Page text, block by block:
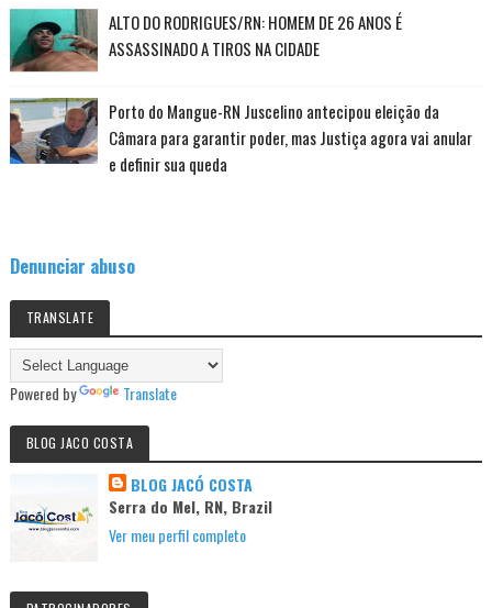
ALTO DO RODRIGUES/RN: HOMEM DE 26 ANOS É
ASSASSINADO A TIROS NA CIDADE
Porto do Mangue-RN Juscelino antecipou eleição da
Câmara para garantir poder, mas Justiça agora vai anular
e definir sua queda
Denunciar abuso
TRANSLATE
Powered by Translate
BLOG JACO COSTA
BLOG JACÓ COSTA
Serra do Mel, RN, Brazil
Ver meu perfil completo